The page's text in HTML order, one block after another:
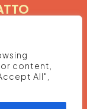
content,
All",
tuoi dati
promozioni